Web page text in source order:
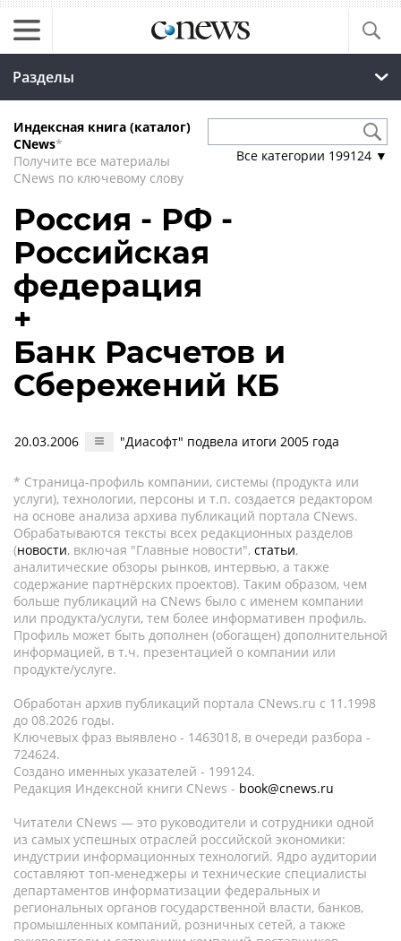
Разделы
Индексная книга (каталог)
CNews*
Получите все материалы
CNews по ключевому слову
Все категории 199124 ▼
Россия - РФ -
Российская
федерация
+
Банк Расчетов и
Сбережений КБ
20.03.2006 "Диасофт" подвела итоги 2005 года
* Страница-профиль компании, системы (продукта или
услуги), технологии, персоны и т.п. создается редактором
на основе анализа архива публикаций портала CNews.
Обрабатываются тексты всех редакционных разделов
(новости, включая "Главные новости", статьи,
аналитические обзоры рынков, интервью, а также
содержание партнёрских проектов). Таким образом, чем
больше публикаций на CNews было с именем компании
или продукта/услуги, тем более информативен профиль.
Профиль может быть дополнен (обогащен) дополнительной
информацией, в т.ч. презентацией о компании или
продукте/услуге.
Обработан архив публикаций портала CNews.ru c 11.1998
до 08.2026 годы.
Ключевых фраз выявлено - 1463018, в очереди разбора -
724624.
Создано именных указателей - 199124.
Редакция Индексной книги CNews - book@cnews.ru
Читатели CNews — это руководители и сотрудники одной
из самых успешных отраслей российской экономики:
индустрии информационных технологий. Ядро аудитории
составляют топ-менеджеры и технические специалисты
департаментов информатизации федеральных и
региональных органов государственной власти, банков,
промышленных компаний, розничных сетей, а также